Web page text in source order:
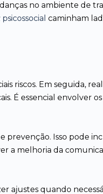
no ambiente de
caminham
riscos. Em seguida,
É essencial envolver os
prevenção. Isso pode
a melhoria da
ajustes quando